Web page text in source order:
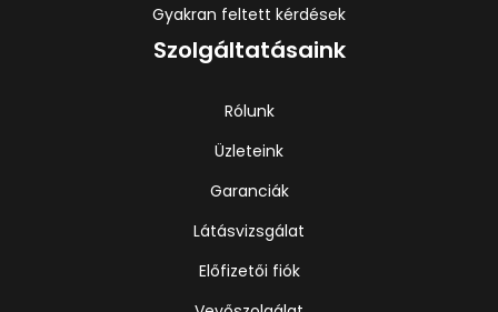
Gyakran feltett kérdések
Szolgáltatásaink
Rólunk
Üzleteink
Garanciák
Látásvizsgálat
Előfizetői fiók